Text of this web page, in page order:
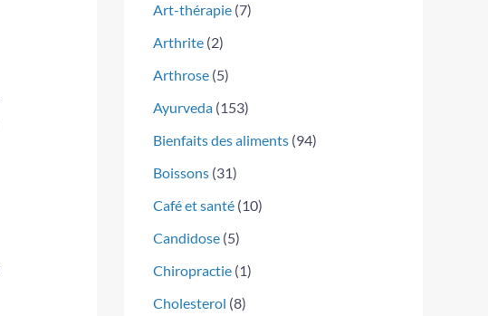
Art-thérapie (7)
Arthrite (2)
Arthrose (5)
Ayurveda (153)
Bienfaits des aliments (94)
Boissons (31)
Café et santé (10)
Candidose (5)
Chiropractie (1)
Cholesterol (8)